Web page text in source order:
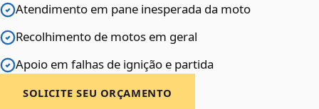
Atendimento em pane inesperada da moto
Recolhimento de motos em geral
Apoio em falhas de ignição e partida
SOLICITE SEU ORÇAMENTO